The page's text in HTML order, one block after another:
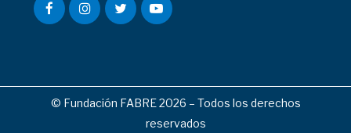
© Fundación FABRE 2026 – Todos los derechos
reservados